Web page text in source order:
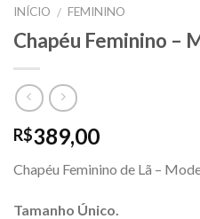
INÍCIO / FEMININO
Chapéu Feminino –
R$389,00
Chapéu Feminino de Lã –
Tamanho Único.